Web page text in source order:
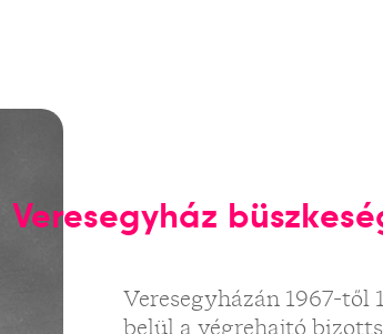
Veresegyház
Veresegyházán 1967-től
belül a végrehajtó